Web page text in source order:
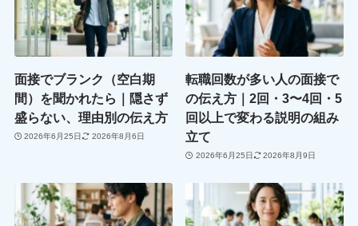
面接でブランク（空白期
間）を聞かれたら｜隠さず
盛らない、理由別の伝え方
2026年6月25日 2026年8月6日
転職回数が多い人の面接で
の伝え方｜2回・3〜4回・5
回以上で変わる説明の組み
立て
2026年6月25日 2026年8月9日